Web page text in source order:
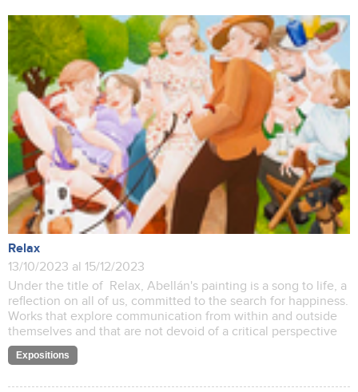
Relax
13/10/2023 al 15/12/2023
Under the title of Relax, Abellán's painting is a song to life, a
reflection on all of us, committed to the search for happiness.
Works that explore communication from within and outside
themselves and that are not devoid of a critical perspective
Expositions